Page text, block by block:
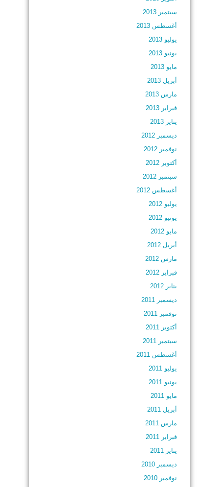
سبتمبر 2013
أغسطس 2013
يوليو 2013
يونيو 2013
مايو 2013
أبريل 2013
مارس 2013
فبراير 2013
يناير 2013
ديسمبر 2012
نوفمبر 2012
أكتوبر 2012
سبتمبر 2012
أغسطس 2012
يوليو 2012
يونيو 2012
مايو 2012
أبريل 2012
مارس 2012
فبراير 2012
يناير 2012
ديسمبر 2011
نوفمبر 2011
أكتوبر 2011
سبتمبر 2011
أغسطس 2011
يوليو 2011
يونيو 2011
مايو 2011
أبريل 2011
مارس 2011
فبراير 2011
يناير 2011
ديسمبر 2010
نوفمبر 2010